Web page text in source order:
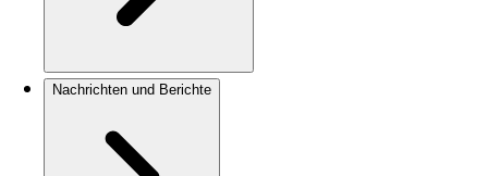
Nachrichten und Berichte